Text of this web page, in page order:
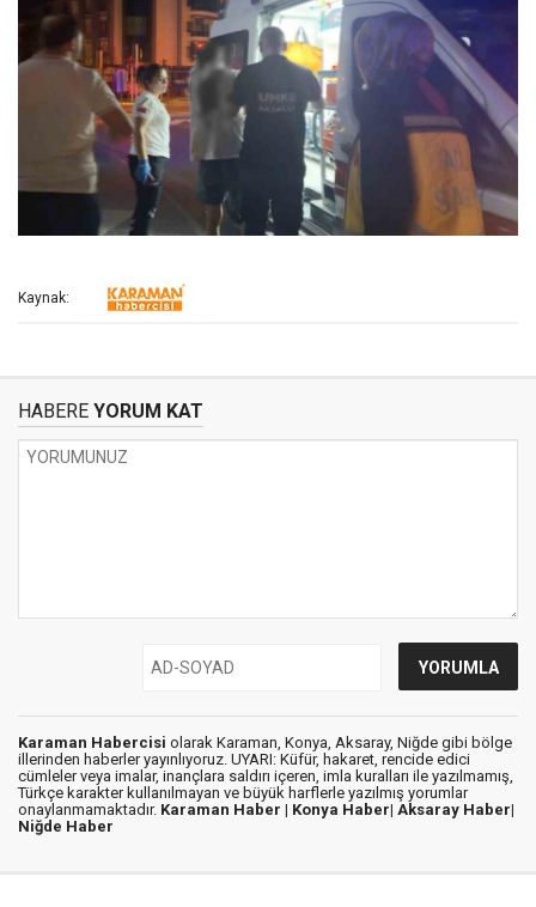
Kaynak:
HABERE YORUM KAT
Karaman Habercisi olarak Karaman, Konya, Aksaray, Niğde gibi bölge
illerinden haberler yayınlıyoruz. UYARI: Küfür, hakaret, rencide edici
cümleler veya imalar, inançlara saldırı içeren, imla kuralları ile yazılmamış,
Türkçe karakter kullanılmayan ve büyük harflerle yazılmış yorumlar
onaylanmamaktadır. Karaman Haber | Konya Haber| Aksaray Haber|
Niğde Haber